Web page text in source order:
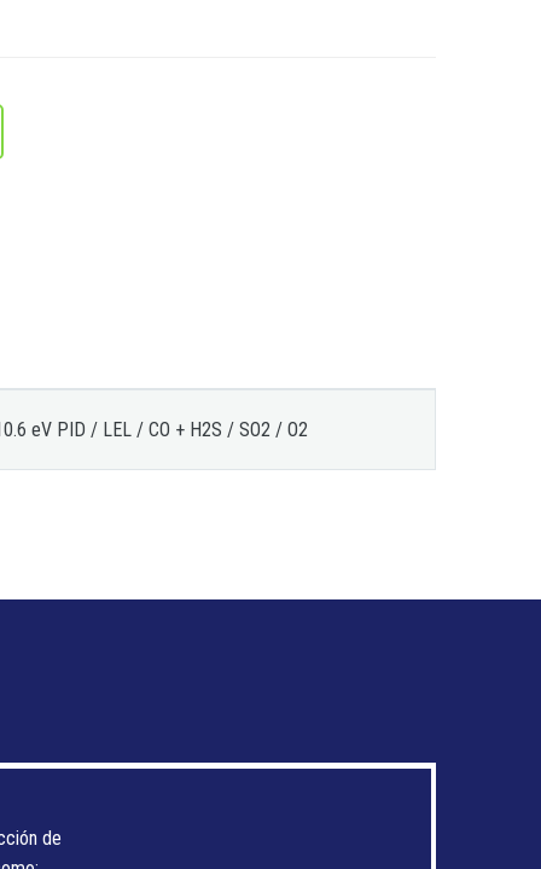
eV PID / LEL / CO + H2S / SO2 / O2
de